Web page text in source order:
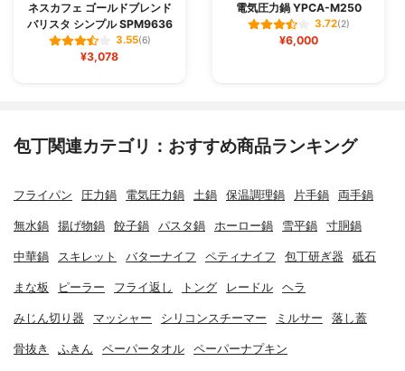
ネスカフェ ゴールドブレンド
バリスタ シンプル SPM9636
3.55(6)
¥3,078
電気圧力鍋 YPCA-M250
3.72(2)
¥6,000
包丁関連カテゴリ：おすすめ商品ランキング
フライパン 圧力鍋 電気圧力鍋 土鍋 保温調理鍋 片手鍋 両手鍋
無水鍋 揚げ物鍋 餃子鍋 パスタ鍋 ホーロー鍋 雪平鍋 寸胴鍋
中華鍋 スキレット バターナイフ ペティナイフ 包丁研ぎ器 砥石
まな板 ピーラー フライ返し トング レードル ヘラ
みじん切り器 マッシャー シリコンスチーマー ミルサー 落し蓋
骨抜き ふきん ペーパータオル ペーパーナプキン